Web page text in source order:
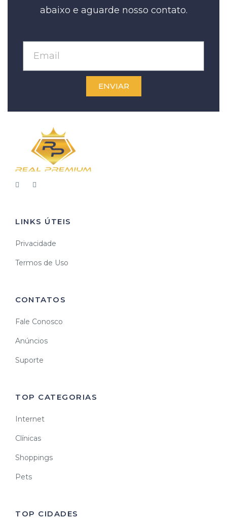
abaixo e aguarde nosso contato.
ENVIAR
LINKS ÚTEIS
Privacidade
Termos de Uso
CONTATOS
Fale Conosco
Anúncios
Suporte
TOP CATEGORIAS
Internet
Clínicas
Shoppings
Pets
TOP CIDADES